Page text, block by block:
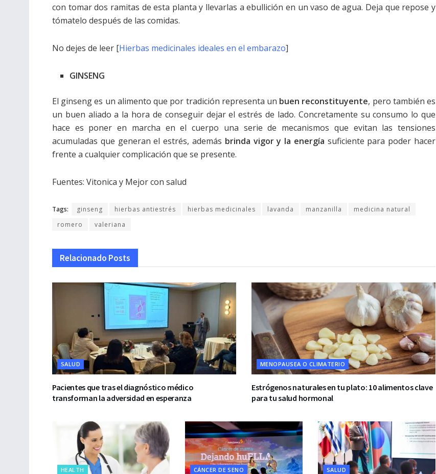
con tomar dos ramitas de esta planta y llevarlas a ebullición en un vaso de agua. Deja que repose y
tómatelo después de las comidas.
No dejes de leer [Hierbas medicinales ideales en el embarazo]
GINSENG
El ginseng es un alimento que por tradición representa un buen reconstituyente, pero también es
un buen aliado a la hora de conseguir dejar el estrés de lado. Concretamente su consumo lo que
hace es poner en marcha en el cuerpo una serie de mecanismos que evitan las tensiones
acumuladas que generan el estrés, además brinda vigor y la energía suficiente para poder hacer
frente a cualquier complicación que se presente.
Fuentes: Vitonica y Mejor con salud
Tags: ginseng hierbas antiestrés hierbas medicinales lavanda manzanilla
medicina natural
romero
valeriana
Relacionado Posts
SALUD
Pacientes que tras el diagnóstico médico
transforman la adversidad en esperanza
MENOPAUSEA O CLIMATERIO
Estrógenos naturales en tu plato: 10 alimentos clave
para tu salud hormonal
HEALTH CÁNCER DE SENO SALUD